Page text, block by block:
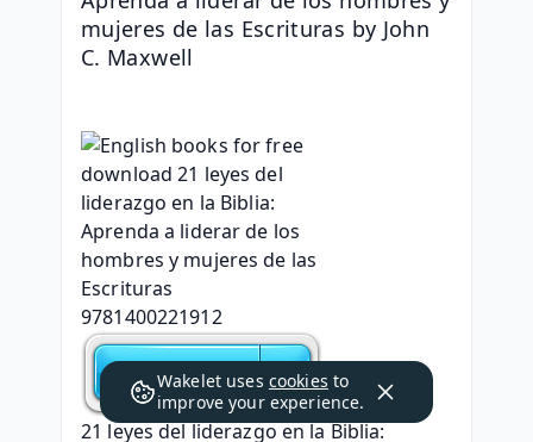
mujeres de las Escrituras by John
C. Maxwell
21 leyes del liderazgo en la Biblia:
Wakelet uses cookies to
improve your experience.